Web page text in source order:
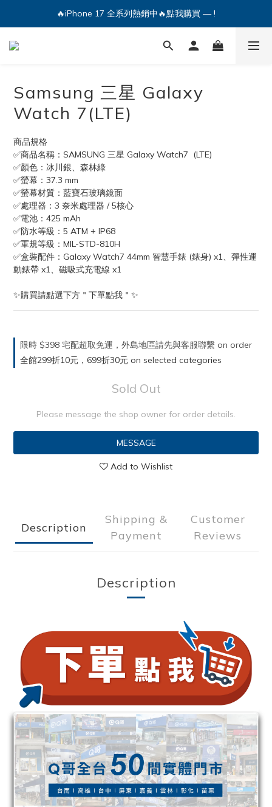
🔥iPhone 17 全系列熱銷中🔥點我購買 — !
🔥iPhone 17 全系列熱銷中🔥點我購買 — !
💕加入Q哥 Line 新好友領優惠券！🎫
Samsung 三星 Galaxy
Watch 7(LTE)
商品規格
✅商品名稱：SAMSUNG 三星 Galaxy Watch7  (LTE)
✅顏色：冰川銀、森林綠
✅螢幕：37.3 mm
✅螢幕材質：藍寶石玻璃鏡面
✅處理器：3 奈米處理器 / 5核心
✅電池：425 mAh
✅防水等級：5 ATM + IP68
✅軍規等級：MIL-STD-810H
✅盒裝配件：Galaxy Watch7 44mm 智慧手錶 (錶身) x1、彈性運
動錶帶 x1、磁吸式充電線 x1
✨購買請點選下方＂下單點我＂✨
限時 $398 宅配超取免運，外島地區請先與客服聯繫 on order
全館299折10元，699折30元 on selected categories
Sold Out
Please message the shop owner for order details.
MESSAGE
Add to Wishlist
Description
Shipping &
Payment
Customer
Reviews
Description